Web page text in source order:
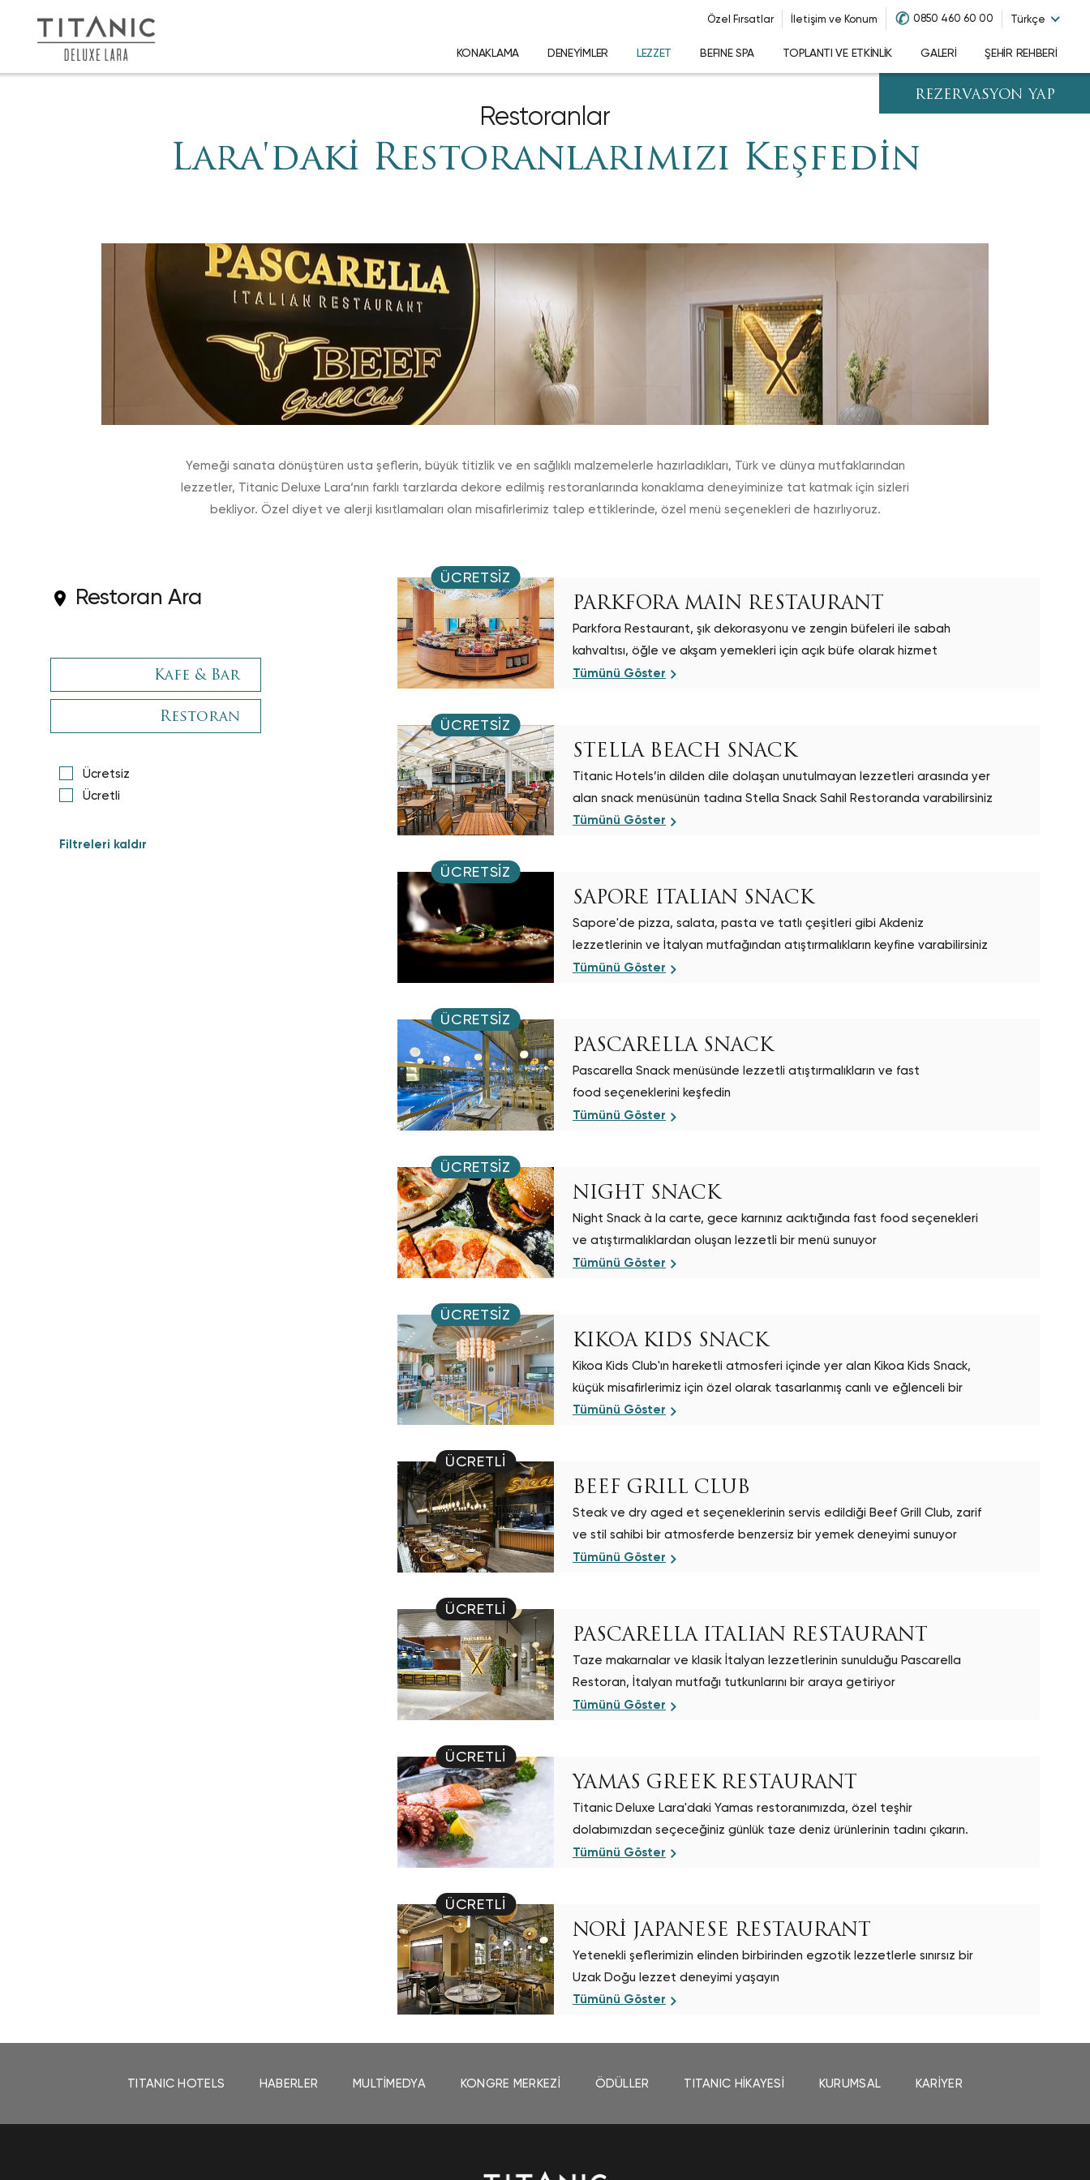
Özel Fırsatlar İletişim ve Konum ✆ 0850 460 60 00 Türkçe
KONAKLAMA DENEYIMLER LEZZET BEFINE SPA TOPLANTI VE ETKINLIK GALERI ŞEHIR REHBERI
REZERVASYON YAP
Restoranlar
Lara'daki Restoranlarımızı Keşfedin
Yemeği sanata dönüştüren usta şeflerin, büyük titizlik ve en sağlıklı malzemelerle hazırladıkları, Türk ve dünya mutfaklarından
lezzetler, Titanic Deluxe Lara‘nın farklı tarzlarda dekore edilmiş restoranlarında konaklama deneyiminize tat katmak için sizleri
bekliyor. Özel diyet ve alerji kısıtlamaları olan misafirlerimiz talep ettiklerinde, özel menü seçenekleri de hazırlıyoruz.
Restoran Ara
Kafe & Bar
Restoran
Ücretsiz
Ücretli
Filtreleri kaldır
ÜCRETSIZ
PARKFORA MAIN RESTAURANT
Parkfora Restaurant, şık dekorasyonu ve zengin büfeleri ile sabah
kahvaltısı, öğle ve akşam yemekleri için açık büfe olarak hizmet
vermektedir
Tümünü Göster
ÜCRETSIZ
STELLA BEACH SNACK
Titanic Hotels’in dilden dile dolaşan unutulmayan lezzetleri arasında yer
alan snack menüsünün tadına Stella Snack Sahil Restoranda varabilirsiniz
Tümünü Göster
ÜCRETSIZ
SAPORE ITALIAN SNACK
Sapore'de pizza, salata, pasta ve tatlı çeşitleri gibi Akdeniz
lezzetlerinin ve İtalyan mutfağından atıştırmalıkların keyfine varabilirsiniz
Tümünü Göster
ÜCRETSIZ
PASCARELLA SNACK
Pascarella Snack menüsünde lezzetli atıştırmalıkların ve fast
food seçeneklerini keşfedin
Tümünü Göster
ÜCRETSIZ
NIGHT SNACK
Night Snack à la carte, gece karnınız acıktığında fast food seçenekleri
ve atıştırmalıklardan oluşan lezzetli bir menü sunuyor
Tümünü Göster
ÜCRETSIZ
KIKOA KIDS SNACK
Kikoa Kids Club'ın hareketli atmosferi içinde yer alan Kikoa Kids Snack,
küçük misafirlerimiz için özel olarak tasarlanmış canlı ve eğlenceli bir
ortam
Tümünü Göster
ÜCRETLI
BEEF GRILL CLUB
Steak ve dry aged et seçeneklerinin servis edildiği Beef Grill Club, zarif
ve stil sahibi bir atmosferde benzersiz bir yemek deneyimi sunuyor
Tümünü Göster
ÜCRETLI
PASCARELLA ITALIAN RESTAURANT
Taze makarnalar ve klasik İtalyan lezzetlerinin sunulduğu Pascarella
Restoran, İtalyan mutfağı tutkunlarını bir araya getiriyor
Tümünü Göster
ÜCRETLI
YAMAS GREEK RESTAURANT
Titanic Deluxe Lara'daki Yamas restoranımızda, özel teşhir
dolabımızdan seçeceğiniz günlük taze deniz ürünlerinin tadını çıkarın.
Tümünü Göster
ÜCRETLI
NORİ JAPANESE RESTAURANT
Yetenekli şeflerimizin elinden birbirinden egzotik lezzetlerle sınırsız bir
Uzak Doğu lezzet deneyimi yaşayın
Tümünü Göster
TITANIC HOTELS HABERLER MULTIMEDYA KONGRE MERKEZİ ÖDÜLLER TITANIC HIKAYESI KURUMSAL KARIYER